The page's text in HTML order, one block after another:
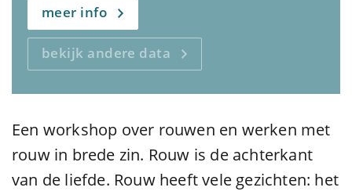
meer info
bekijk andere data
Een workshop over rouwen en werken met
rouw in brede zin. Rouw is de achterkant
van de liefde. Rouw heeft vele gezichten: het